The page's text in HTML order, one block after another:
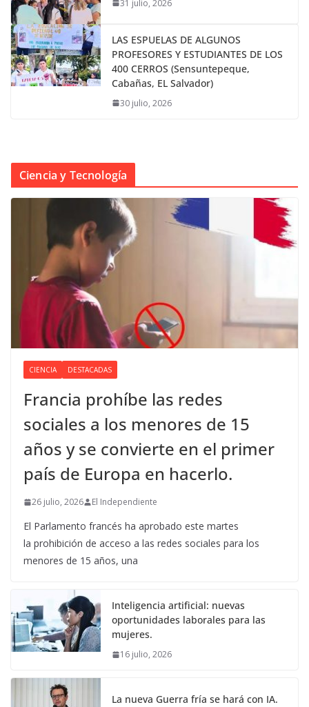
31 julio, 2026
LAS ESPUELAS DE ALGUNOS
PROFESORES Y ESTUDIANTES DE LOS
400 CERROS (Sensuntepeque,
Cabañas, EL Salvador)
30 julio, 2026
Ciencia y Tecnología
CIENCIA DESTACADAS
Francia prohíbe las redes
sociales a los menores de 15
años y se convierte en el primer
país de Europa en hacerlo.
26 julio, 2026 El Independiente
El Parlamento francés ha aprobado este martes
la prohibición de acceso a las redes sociales para los
menores de 15 años, una
Inteligencia artificial: nuevas
oportunidades laborales para las
mujeres.
16 julio, 2026
La nueva Guerra fría se hará con IA.